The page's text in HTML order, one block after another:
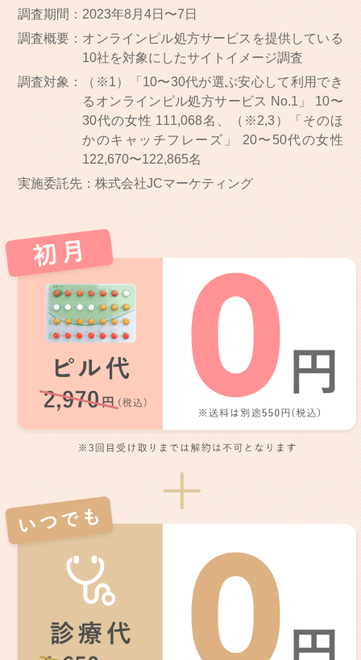
調査期間： 2023年8月4日〜7日
調査概要： オンラインピル処方サービスを提供している
10社を対象にしたサイトイメージ調査
調査対象：
（※1）「10〜30代が選ぶ安心して利用でき
るオンラインピル処方サービス No.1」 10〜
30代の女性 111,068名、（※2,3）「そのほ
かのキャッチフレーズ」 20〜50代の女性
122,670〜122,865名
実施委託先：株式会社JCマーケティング